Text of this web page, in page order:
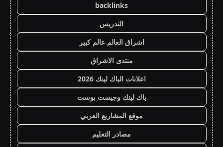
backlinks
التدريس
اشراق العالم عالم كبير
منتدى الاشراق
اعلانات الباك لينك 2026
باك لينك وجيست بوست
موقع المشاريع العربي
مصادر التعليم